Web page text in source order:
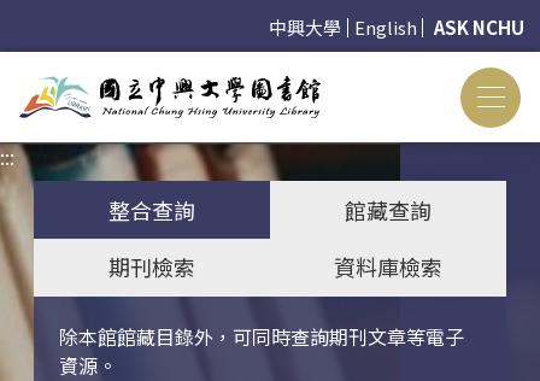
中興大學 English ASK NCHU
:::
整合查詢
館藏查詢
期刊檢索
資料庫檢索
除本館館藏目錄外，可同時查詢期刊文章等電子
資源。
關鍵字搜尋